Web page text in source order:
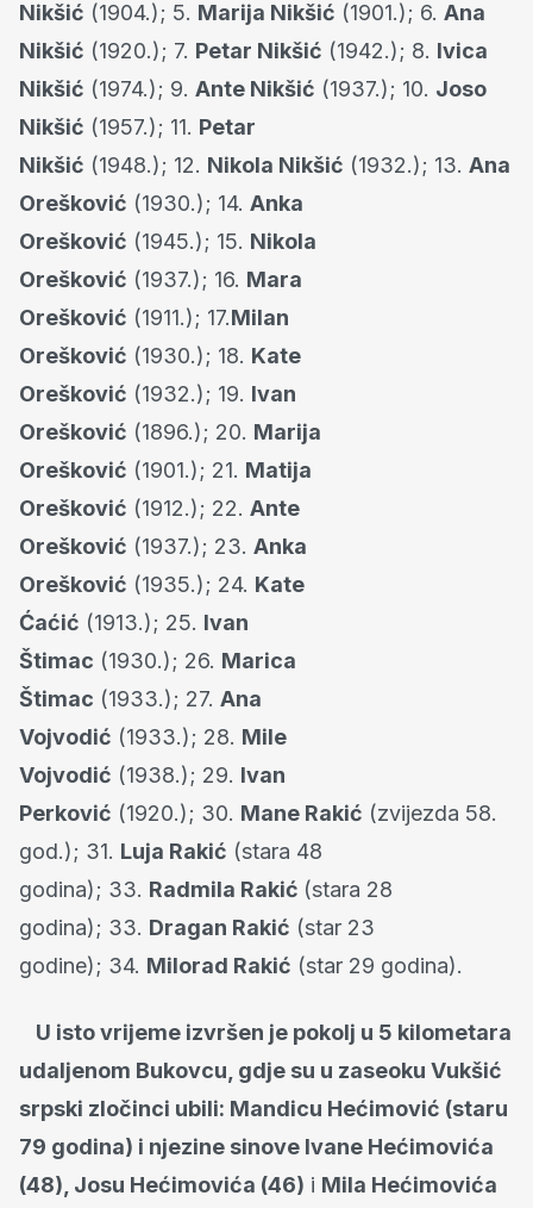
Nikšić (1904.); 5. Marija Nikšić (1901.); 6. Ana
Nikšić (1920.); 7. Petar Nikšić (1942.); 8. Ivica
Nikšić (1974.); 9. Ante Nikšić (1937.); 10. Joso
Nikšić (1957.); 11. Petar
Nikšić (1948.); 12. Nikola Nikšić (1932.); 13. Ana
Orešković (1930.); 14. Anka
Orešković (1945.); 15. Nikola
Orešković (1937.); 16. Mara
Orešković (1911.); 17.Milan
Orešković (1930.); 18. Kate
Orešković (1932.); 19. Ivan
Orešković (1896.); 20. Marija
Orešković (1901.); 21. Matija
Orešković (1912.); 22. Ante
Orešković (1937.); 23. Anka
Orešković (1935.); 24. Kate
Ćaćić (1913.); 25. Ivan
Štimac (1930.); 26. Marica
Štimac (1933.); 27. Ana
Vojvodić (1933.); 28. Mile
Vojvodić (1938.); 29. Ivan
Perković (1920.); 30. Mane Rakić (zvijezda 58.
god.); 31. Luja Rakić (stara 48
godina); 33. Radmila Rakić (stara 28
godina); 33. Dragan Rakić (star 23
godine); 34. Milorad Rakić (star 29 godina).
U isto vrijeme izvršen je pokolj u 5 kilometara
udaljenom Bukovcu, gdje su u zaseoku Vukšić
srpski zločinci ubili: Mandicu Hećimović (staru
79 godina) i njezine sinove Ivane Hećimovića
(48), Josu Hećimovića (46) i Mila Hećimovića